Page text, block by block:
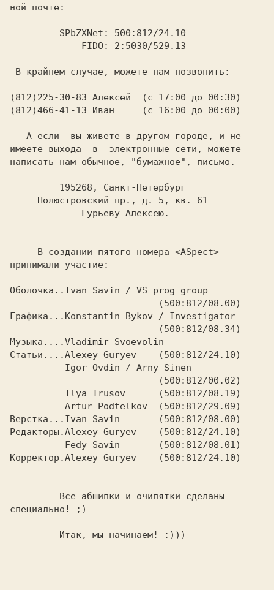
ной почте:
(812)225-30-83 Алексей  (с 17:00 до 00:30)
(812)466-41-13 Иван     (с 16:00 до 00:00)
имеете выхода  в  электронные сети, можете
написать нам обычное, "бумажное", письмо.
принимали участие:
Оболочка..Ivan Savin / VS prog group
Графика...Konstantin Bykov / Investigator
Музыка....Vladimir Svoevolin
Статьи....Alexey Guryev    (500:812/24.10)
Верстка...Ivan Savin       (500:812/08.00)
Редакторы.Alexey Guryev    (500:812/24.10)
Корректор.Alexey Guryev    (500:812/24.10)
специально! ;)